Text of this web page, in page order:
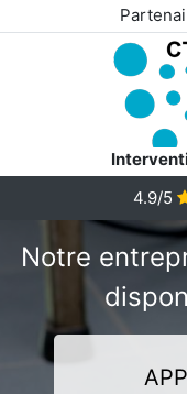
4.9/5
Notre